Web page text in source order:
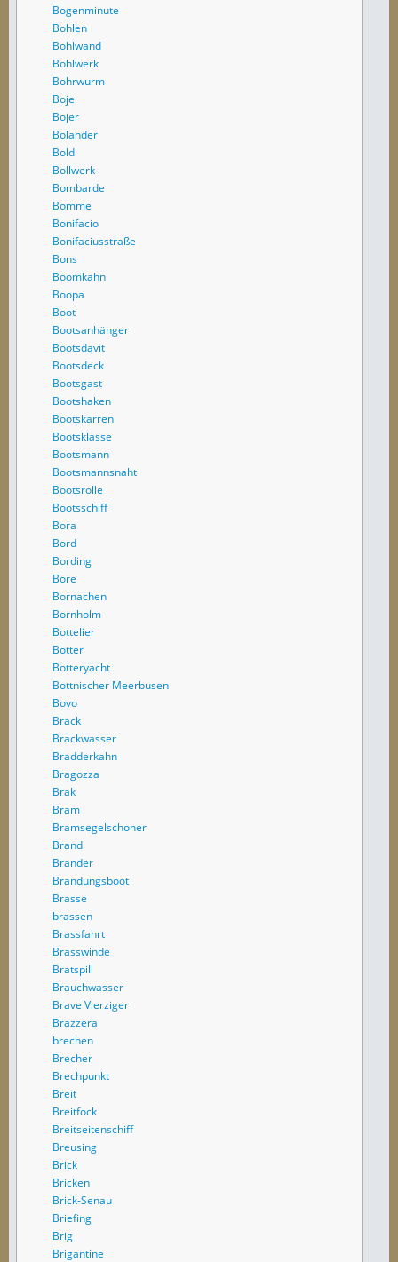
Bogenminute
Bohlen
Bohlwand
Bohlwerk
Bohrwurm
Boje
Bojer
Bolander
Bold
Bollwerk
Bombarde
Bomme
Bonifacio
Bonifaciusstraße
Bons
Boomkahn
Boopa
Boot
Bootsanhänger
Bootsdavit
Bootsdeck
Bootsgast
Bootshaken
Bootskarren
Bootsklasse
Bootsmann
Bootsmannsnaht
Bootsrolle
Bootsschiff
Bora
Bord
Bording
Bore
Bornachen
Bornholm
Bottelier
Botter
Botteryacht
Bottnischer Meerbusen
Bovo
Brack
Brackwasser
Bradderkahn
Bragozza
Brak
Bram
Bramsegelschoner
Brand
Brander
Brandungsboot
Brasse
brassen
Brassfahrt
Brasswinde
Bratspill
Brauchwasser
Brave Vierziger
Brazzera
brechen
Brecher
Brechpunkt
Breit
Breitfock
Breitseitenschiff
Breusing
Brick
Bricken
Brick-Senau
Briefing
Brig
Brigantine